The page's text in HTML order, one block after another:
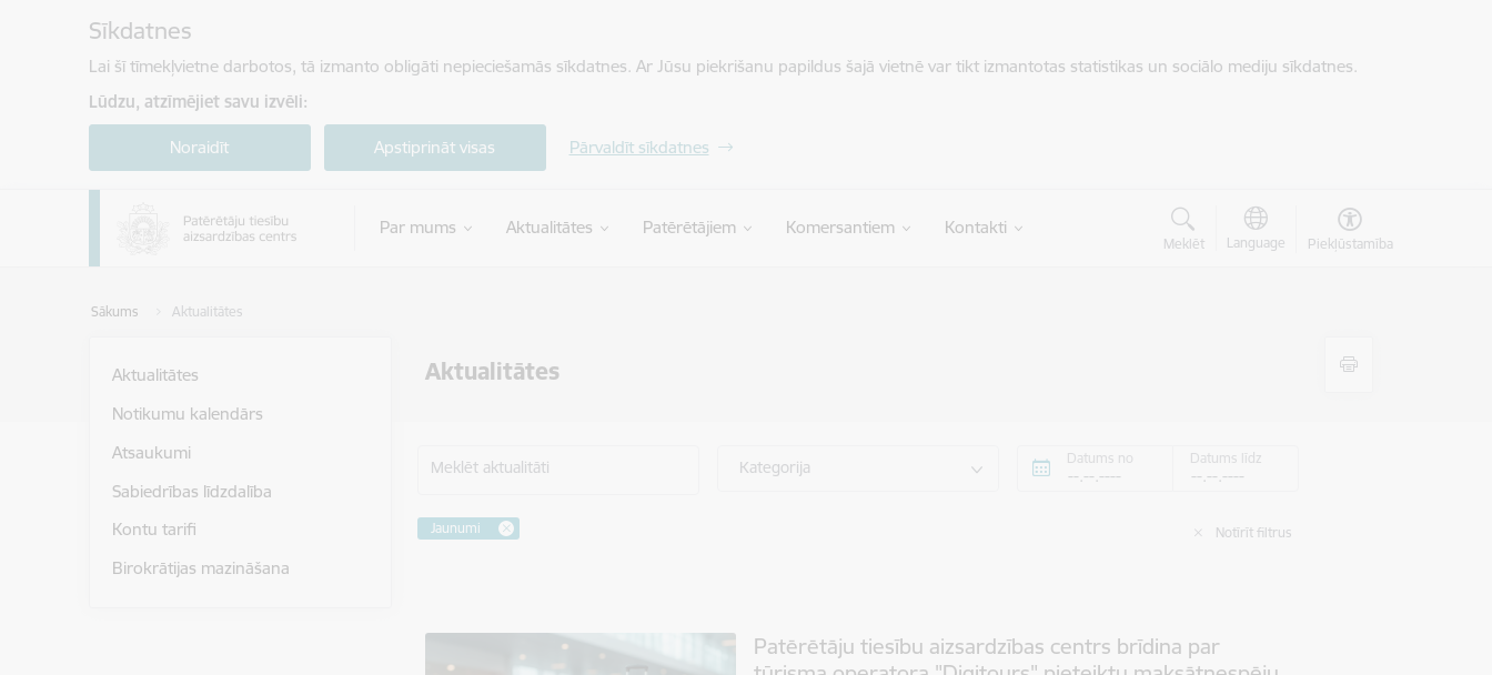
Sīkdatnes
Lai šī tīmekļvietne darbotos, tā izmanto obligāti nepieciešamās sīkdatnes. Ar Jūsu piekrišanu papildus šajā vietnē var tikt izmantotas statistikas un sociālo mediju sīkdatnes.
Lūdzu, atzīmējiet savu izvēli:
Noraidīt Apstiprināt visas Pārvaldīt sīkdatnes
Par mums Aktualitātes Patērētājiem Komersantiem Kontakti
Meklēt Language Piekļūstamība
Sākums Aktualitātes
Aktualitātes
Aktualitātes
Notikumu kalendārs
Atsaukumi
Sabiedrības līdzdalība
Kontu tarifi
Birokrātijas mazināšana
Meklēt aktualitāti Kategorija Datums no Datums līdz
Jaunumi Notīrīt filtrus
Patērētāju tiesību aizsardzības centrs brīdina par